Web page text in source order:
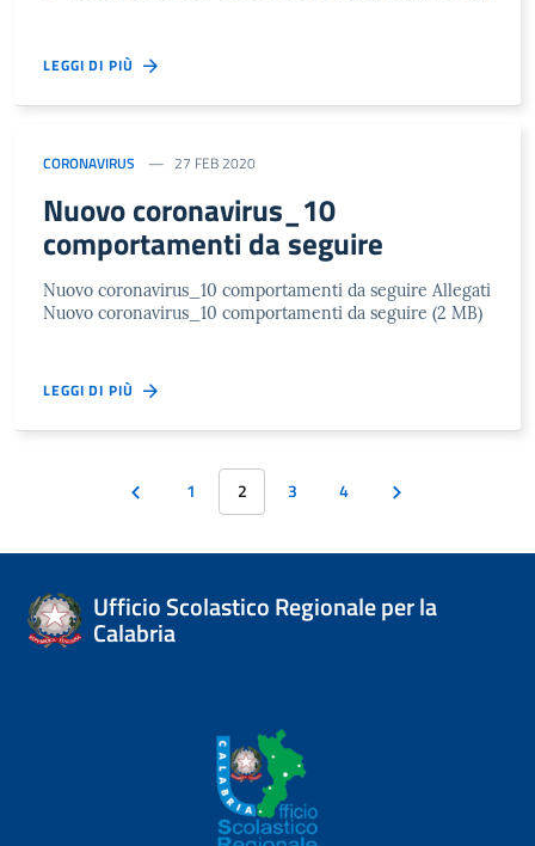
LEGGI DI PIÙ
CORONAVIRUS 27 FEB 2020
Nuovo coronavirus_10
comportamenti da seguire
Nuovo coronavirus_10 comportamenti da seguire Allegati
Nuovo coronavirus_10 comportamenti da seguire (2 MB)
LEGGI DI PIÙ
1 2 3 4
Ufficio Scolastico Regionale per la
Calabria